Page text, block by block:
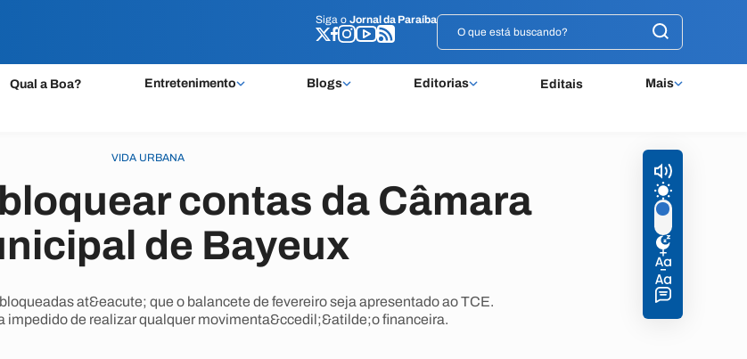
Siga o Jornal da Paraíba
Qual a Boa? Entretenimento Blogs Editorias Editais Mais
Siga o Jornal da Paraíba
VIDA URBANA
contas da Câmara
de Bayeux
at&eacute; que o balancete de fevereiro seja apresentado ao TCE.
impedido de realizar qualquer movimenta&ccedil;&atilde;o financeira.